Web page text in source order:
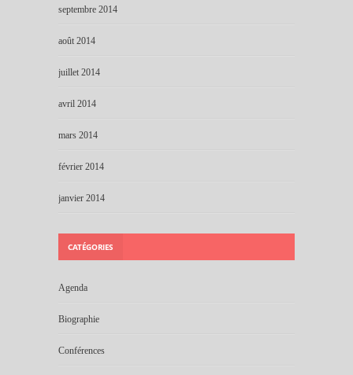
septembre 2014
août 2014
juillet 2014
avril 2014
mars 2014
février 2014
janvier 2014
CATÉGORIES
Agenda
Biographie
Conférences